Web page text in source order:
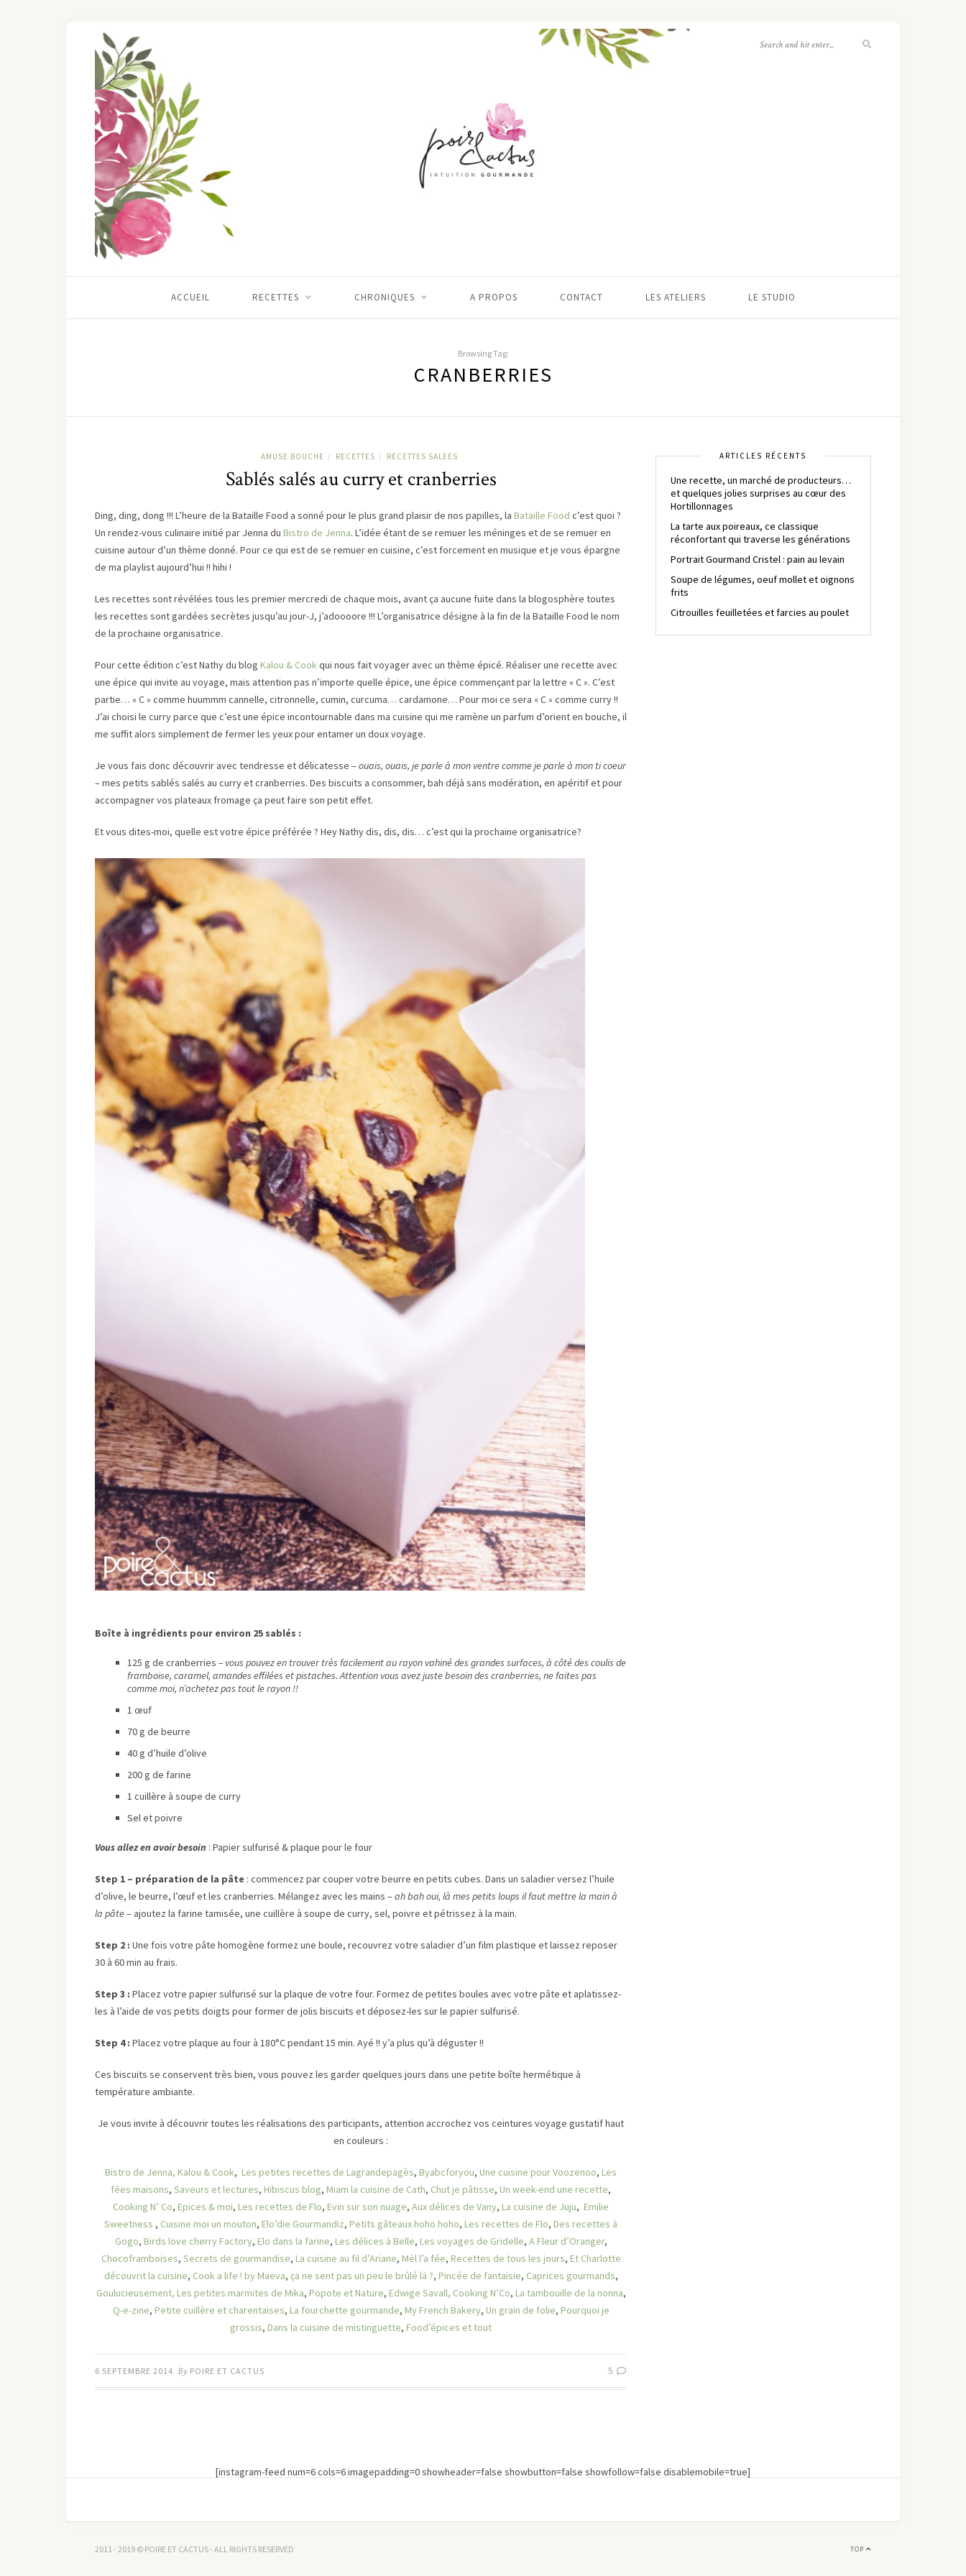
ACCUEIL RECETTES CHRONIQUES A PROPOS CONTACT LES ATELIERS LE STUDIO
Browsing Tag:
CRANBERRIES
AMUSE BOUCHE / RECETTES / RECETTES SALEES
Sablés salés au curry et cranberries
Ding, ding, dong !!! L’heure de la Bataille Food a sonné pour le plus grand plaisir de nos papilles, la Bataille Food c’est quoi ?
Un rendez-vous culinaire initié par Jenna du Bistro de Jenna. L’idée étant de se remuer les méninges et de se remuer en
cuisine autour d’un thème donné. Pour ce qui est de se remuer en cuisine, c’est forcement en musique et je vous épargne
de ma playlist aujourd’hui !! hihi !
Les recettes sont révélées tous les premier mercredi de chaque mois, avant ça aucune fuite dans la blogosphère toutes
les recettes sont gardées secrètes jusqu’au jour-J, j’adoooore !!! L’organisatrice désigne à la fin de la Bataille Food le nom
de la prochaine organisatrice.
Pour cette édition c’est Nathy du blog Kalou & Cook qui nous fait voyager avec un thème épicé. Réaliser une recette avec
une épice qui invite au voyage, mais attention pas n’importe quelle épice, une épice commençant par la lettre « C ». C’est
partie… « C » comme huummm cannelle, citronnelle, cumin, curcuma… cardamone… Pour moi ce sera « C » comme curry !!
J’ai choisi le curry parce que c’est une épice incontournable dans ma cuisine qui me ramène un parfum d’orient en bouche, il
me suffit alors simplement de fermer les yeux pour entamer un doux voyage.
Je vous fais donc découvrir avec tendresse et délicatesse –ouais, ouais, je parle à mon ventre comme je parle à mon ti coeur
– mes petits sablés salés au curry et cranberries. Des biscuits a consommer, bah déjà sans modération, en apéritif et pour
accompagner vos plateaux fromage ça peut faire son petit effet.
Et vous dites-moi, quelle est votre épice préférée ? Hey Nathy dis, dis, dis… c’est qui la prochaine organisatrice?
Boîte à ingrédients pour environ 25 sablés :
125 g de cranberries – vous pouvez en trouver très facilement au rayon vahiné des grandes surfaces, à côté des coulis de
framboise, caramel, amandes effilées et pistaches. Attention vous avez juste besoin des cranberries, ne faites pas
comme moi, n’achetez pas tout le rayon !!
1 œuf
70 g de beurre
40 g d’huile d’olive
200 g de farine
1 cuillère à soupe de curry
Sel et poivre
Vous allez en avoir besoin : Papier sulfurisé & plaque pour le four
Step 1 – préparation de la pâte : commencez par couper votre beurre en petits cubes. Dans un saladier versez l’huile
d’olive, le beurre, l’œuf et les cranberries. Mélangez avec les mains –ah bah oui, là mes petits loups il faut mettre la main à
la pâte– ajoutez la farine tamisée, une cuillère à soupe de curry, sel, poivre et pétrissez à la main.
Step 2 : Une fois votre pâte homogène formez une boule, recouvrez votre saladier d’un film plastique et laissez reposer
30 à 60 min au frais.
Step 3 : Placez votre papier sulfurisé sur la plaque de votre four. Formez de petites boules avec votre pâte et aplatissez-
les à l’aide de vos petits doigts pour former de jolis biscuits et déposez-les sur le papier sulfurisé.
Step 4 : Placez votre plaque au four à 180°C pendant 15 min. Ayé !! y’a plus qu’à déguster !!
Ces biscuits se conservent très bien, vous pouvez les garder quelques jours dans une petite boîte hermétique à
température ambiante.
Je vous invite à découvrir toutes les réalisations des participants, attention accrochez vos ceintures voyage gustatif haut
en couleurs :
Bistro de Jenna, Kalou & Cook, Les petites recettes de Lagrandepagès, Byabcforyou, Une cuisine pour Voozenoo, Les
fées maisons, Saveurs et lectures, Hibiscus blog, Miam la cuisine de Cath, Chut je pâtisse, Un week-end une recette,
Cooking N’ Co, Epices & moi, Les recettes de Flo, Evin sur son nuage, Aux délices de Vany, La cuisine de Juju, Emilie
Sweetness , Cuisine moi un mouton, Elo’die Gourmandiz, Petits gâteaux hoho hoho, Les recettes de Flo, Des recettes à
Gogo, Birds love cherry Factory, Elo dans la farine, Les délices à Belle, Les voyages de Gridelle, A Fleur d’Oranger,
Chocoframboises, Secrets de gourmandise, La cuisine au fil d’Ariane, Mèl l’a fée, Recettes de tous les jours, Et Charlotte
découvrit la cuisine, Cook a life ! by Maeva, ça ne sent pas un peu le brûlé là ?, Pincée de fantaisie, Caprices gourmands,
Goulucieusement, Les petites marmites de Mika, Popote et Nature, Edwige Savall, Cooking N’Co, La tambouille de la nonna,
Q-e-zine, Petite cuillère et charentaises, La fourchette gourmande, My French Bakery, Un grain de folie, Pourquoi je
grossis, Dans la cuisine de mistinguette, Food’épices et tout
6 SEPTEMBRE 2014 By POIRE ET CACTUS 5
ARTICLES RÉCENTS
Une recette, un marché de producteurs…
et quelques jolies surprises au cœur des
Hortillonnages
La tarte aux poireaux, ce classique
réconfortant qui traverse les générations
Portrait Gourmand Cristel : pain au levain
Soupe de légumes, oeuf mollet et oignons
frits
Citrouilles feuilletées et farcies au poulet
[instagram-feed num=6 cols=6 imagepadding=0 showheader=false showbutton=false showfollow=false disablemobile=true]
2011 - 2019 © POIRE ET CACTUS - ALL RIGHTS RESERVED TOP